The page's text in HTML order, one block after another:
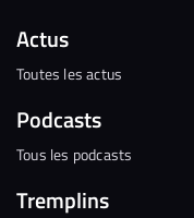
Actus
Toutes les actus
Podcasts
Tous les podcasts
Tremplins